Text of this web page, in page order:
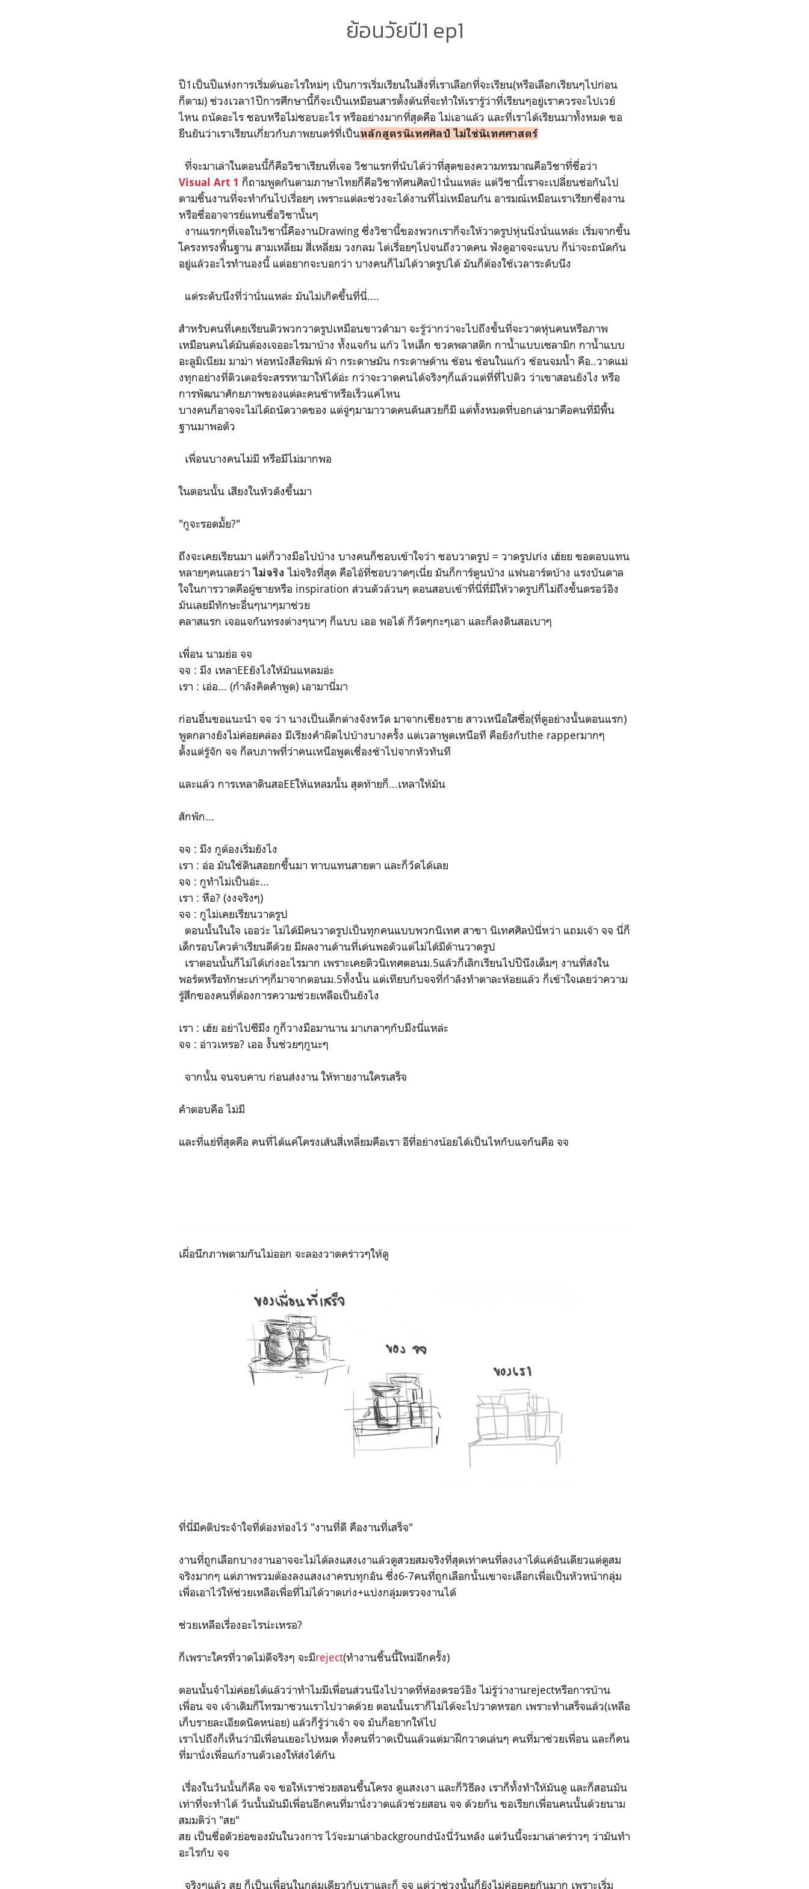
ย้อนวัยปี1 ep1
ปี1เป็นปีแห่งการเริ่มต้นอะไรใหม่ๆ เป็นการเริ่มเรียนในสิ่งที่เราเลือกที่จะเรียน(หรือเลือกเรียนๆไปก่อน
ก็ตาม) ช่วงเวลา1ปีการศึกษานี้ก็จะเป็นเหมือนสารตั้งต้นที่จะทำให้เรารู้ว่าที่เรียนๆอยู่เราควรจะไปเวย์
ไหน ถนัดอะไร ชอบหรือไม่ชอบอะไร หรืออย่างมากที่สุดคือ ไม่เอาแล้ว และที่เราได้เรียนมาทั้งหมด ขอ
ยืนยันว่าเราเรียนเกี่ยวกับภาพยนตร์ที่เป็นหลักสูตรนิเทศศิลป์ ไม่ใช่นิเทศศาสตร์
ที่จะมาเล่าในตอนนี้ก็คือวิชาเรียนที่เจอ วิชาแรกที่นับได้ว่าที่สุดของความทรมาณคือวิชาที่ชื่อว่า
Visual Art 1 ก็ถามพูดกันตามภาษาไทยก็คือวิชาทัศนศิลป์1นั่นแหล่ะ แต่วิชานี้เราจะเปลี่ยนช่อกันไป
ตามชิ้นงานที่จะทำกันไปเรื่อยๆ เพราะแต่ละช่วงจะได้งานที่ไม่เหมือนกัน อารมณ์เหมือนเราเรียกชื่องาน
หรือชื่ออาจารย์แทนชื่อวิชานั้นๆ
งานแรกๆที่เจอในวิชานี้คืองานDrawing ซึ่งวิชานี้ของพวกเราก็จะให้วาดรูปหุ่นนิ่งนั่นแหล่ะ เริ่มจากขึ้น
โครงทรงพื้นฐาน สามเหลี่ยม สี่เหลี่ยม วงกลม ไต่เรื่อยๆไปจนถึงวาดคน ฟังดูอาจจะแบบ ก็น่าจะถนัดกัน
อยู่แล้วอะไรทำนองนี้ แต่อยากจะบอกว่า บางคนก็ไม่ได้วาดรูปได้ มันก็ต้องใช้เวลาระดับนึง
แต่ระดับนึงที่ว่านั่นแหล่ะ มันไม่เกิดขึ้นที่นี่....
สำหรับคนที่เคยเรียนติวพวกวาดรูปเหมือนขาวดำมา จะรู้ว่ากว่าจะไปถึงขั้นที่จะวาดหุ่นคนหรือภาพ
เหมือนคนได้มันต้องเจออะไรมาบ้าง ทั้งแจกัน แก้ว ไหเล็ก ขวดพลาสติก กาน้ำแบบเซลามิก กาน้ำแบบ
อะลูมิเนียม มาม่า ห่อหนังสือพิมพ์ ผ้า กระดาษมัน กระดาษด้าน ช้อน ช้อนในแก้ว ช้อนจมน้ำ คือ..วาดแม่
งทุกอย่างที่ติวเตอร์จะสรรหามาให้ได้อ่ะ กว่าจะวาดคนได้จริงๆก็แล้วแต่ที่ที่ไปติว ว่าเขาสอนยังไง หรือ
การพัฒนาศักยภาพของแต่ละคนช้าหรือเร็วแค่ไหน
บางคนก็อาจจะไม่ได้ถนัดวาดของ แต่จู่ๆมามาวาดคนดันสวยก็มี แต่ทั้งหมดที่บอกเล่ามาคือคนที่มีพื้น
ฐานมาพอตัว
เพื่อนบางคนไม่มี หรือมีไม่มากพอ
ในตอนนั้น เสียงในหัวดังขึ้นมา
"กูจะรอดมั้ย?"
ถึงจะเคยเรียนมา แต่ก็วางมือไปบ้าง บางคนก็ชอบเข้าใจว่า ชอบวาดรูป = วาดรูปเก่ง เฮ้ยย ขอตอบแทน
หลายๆคนเลยว่าไม่จริง ไม่จริงที่สุด คือไอ้ที่ชอบวาดๆเนี่ย มันก็การ์ตูนบ้าง แฟนอาร์ตบ้าง แรงบันดาล
ใจในการวาดคือผู้ชายหรือ inspiration ส่วนตัวล้วนๆ ตอนสอบเข้าที่นี่ที่มีให้วาดรูปก็ไม่ถึงขั้นดรอว์อิง
มันเลยมีทักษะอื่นๆนาๆมาช่วย
คลาสแรก เจอแจกันทรงต่างๆนาๆ ก็แบบ เออ พอได้ ก็วัดๆกะๆเอา และก็ลงดินสอเบาๆ
เพื่อน นามย่อ จจ
จจ : มึง เหลาEEยังไงให้มันแหลมอ่ะ
เรา : เอ่อ... (กำลังคิดคำพูด) เอามานี่มา
ก่อนอื่นขอแนะนำ จจ ว่า นางเป็นเด็กต่างจังหวัด มาจากเชียงราย สาวเหนือใสซื่อ(ที่ดูอย่างนั้นตอนแรก)
พูดกลางยังไม่ค่อยคล่อง มีเรียงคำผิดไปบ้างบางครั้ง แต่เวลาพูดเหนือที คือยังกับthe rapperมากๆ
ตั้งแต่รู้จัก จจ ก็ลบภาพที่ว่าคนเหนือพูดเชื่องช้าไปจากหัวทันที
และแล้ว การเหลาดินสอEEให้แหลมนั้น สุดท้ายก็...เหลาให้มัน
สักพัก...
จจ : มึง กูต้องเริ่มยังไง
เรา : อ่อ มันใช้ดินสอยกขึ้นมา ทาบแทนสายตา และก็วัดได้เลย
จจ : กูทำไม่เป็นอ่ะ...
เรา : หือ? (งงจริงๆ)
จจ : กูไม่เคยเรียนวาดรูป
ตอนนั้นในใจ เออว่ะ ไม่ได้มีคนวาดรูปเป็นทุกคนแบบพวกนิเทศ สาขา นิเทศศิลป์นี่หว่า แถมเจ้า จจ นี่ก็
เด็กรอบโควต้าเรียนดีด้วย มีผลงานด้านที่เด่นพอตัวแต่ไม่ได้มีด้านวาดรูป
เราตอนนั้นก็ไม่ได้เก่งอะไรมาก เพราะเคยติวนิเทศตอนม.5แล้วก็เลิกเรียนไปปีนึงเต็มๆ งานที่ส่งใน
พอร์ตหรือทักษะเก่าๆก็มาจากตอนม.5ทั้งนั้น แต่เทียบกับจจที่กำลังทำตาละห้อยแล้ว ก็เข้าใจเลยว่าความ
รู้สึกของคนที่ต้องการความช่วยเหลือเป็นยังไง
เรา : เฮ้ย อย่าไปซีมึง กูก็วางมือมานาน มาเกลาๆกับมึงนี่แหล่ะ
จจ : อ่าวเหรอ? เออ งั้นช่วยๆกูนะๆ
จากนั้น จนจบคาบ ก่อนส่งงาน ให้ทายงานใครเสร็จ
คำตอบคือ ไม่มี
และที่แย่ที่สุดคือ คนที่ได้แค่โครงเส้นสี่เหลี่ยมคือเรา อีที่อย่างน้อยได้เป็นไหกับแจกันคือ จจ
เผื่อนึกภาพตามกันไม่ออก จะลองวาดคร่าวๆให้ดู
ที่นี่มีคติประจำใจที่ต้องท่องไว้ "งานที่ดี คืองานที่เสร็จ"
งานที่ถูกเลือกบางงานอาจจะไม่ได้ลงแสงเงาแล้วดูสวยสมจริงที่สุดเท่าคนที่ลงเงาได้แค่อันเดียวแต่ดูสม
จริงมากๆ แต่ภาพรวมต้องลงแสงเงาครบทุกอัน ซึ่ง6-7คนที่ถูกเลือกนั้นเขาจะเลือกเพื่อเป็นหัวหน้ากลุ่ม
เพื่อเอาไว้ให้ช่วยเหลือเพื่อที่ไม่ได้วาดเก่ง+แบ่งกลุ่มตรวจงานได้
ช่วยเหลือเรื่องอะไรน่ะเหรอ?
ก็เพราะใครที่วาดไม่ดีจริงๆ จะมีreject(ทำงานชิ้นนี้ใหม่อีกครั้ง)
ตอนนั้นจำไม่ค่อยได้แล้วว่าทำไมมีเพื่อนส่วนนึงไปวาดที่ห้องดรอว์อิง ไม่รู้ว่างานrejectหรือการบ้าน
เพื่อน จจ เจ้าเดิมก็โทรมาชวนเราไปวาดด้วย ตอนนั้นเราก็ไม่ได้จะไปวาดหรอก เพราะทำเสร็จแล้ว(เหลือ
เก็บรายละเอียดนิดหน่อย) แล้วก็รู้ว่าเจ้า จจ มันก็อยากให้ไป
เราไปถึงก็เห็นว่ามีเพื่อนเยอะไปหมด ทั้งคนที่วาดเป็นแล้วแต่มาฝึกวาดเล่นๆ คนที่มาช่วยเพื่อน และก็คน
ที่มานั่งเพื่อแก้งานตัวเองให้ส่งได้กัน
เรื่องในวันนั้นก็คือ จจ ขอให้เราช่วยสอนขึ้นโครง ดูแสงเงา และก็วิธีลง เราก็ทั้งทำให้มันดู และก็สอนมัน
เท่าที่จะทำได้ วันนั้นมันมีเพื่อนอีกคนที่มานั่งวาดแล้วช่วยสอน จจ ด้วยกัน ขอเรียกเพื่อนคนนั้นด้วยนาม
สมมติว่า "สย"
สย เป็นชื่อตัวย่อของมันในวงการ ไว้จะมาเล่าbackgroundนังนี่วันหลัง แต่วันนี้จะมาเล่าคร่าวๆ ว่ามันทำ
อะไรกับ จจ
จริงๆแล้ว สย ก็เป็นเพื่อนในกลุ่มเดียวกับเราและก็ จจ แต่ว่าช่วงนั้นก็ยังไม่ค่อยคุยกันมาก เพราะเริ่ม